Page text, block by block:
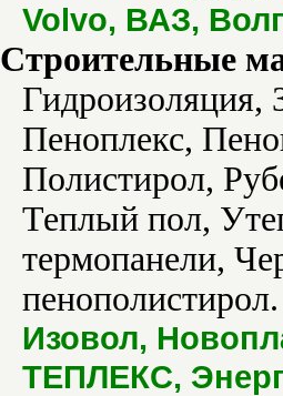
Volvo, ВАЗ,
Строительные
Гидроизоляция,
Пеноплекс,
Полистирол,
Теплый пол,
термопанели,
Изовол,
ТЕПЛЕКС,